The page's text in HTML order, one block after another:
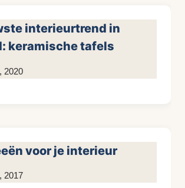
interieurtrend in
keramische tafels
2020
voor je interieur
2017